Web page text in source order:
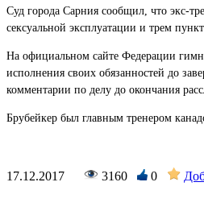
Суд города Сарния сообщил, что экс-
сексуальной эксплуатации и трем
На официальном сайте Федерации
исполнения своих обязанностей до
комментарии по делу до окончания
Брубейкер был главным тренером
17.12.2017 3160 0